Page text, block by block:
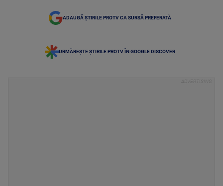
ADAUGĂ ȘTIRILE PROTV CA SURSĂ PREFERATĂ
URMĂREȘTE ȘTIRILE PROTV ÎN GOOGLE DISCOVER